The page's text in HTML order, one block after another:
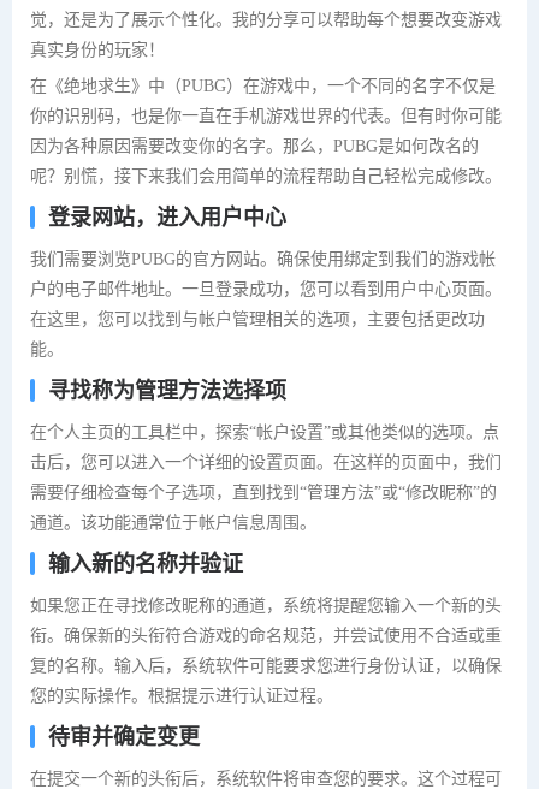
觉，还是为了展示个性化。我的分享可以帮助每个想要改变游戏
真实身份的玩家！
在《绝地求生》中（PUBG）在游戏中，一个不同的名字不仅是
你的识别码，也是你一直在手机游戏世界的代表。但有时你可能
因为各种原因需要改变你的名字。那么，PUBG是如何改名的
呢？别慌，接下来我们会用简单的流程帮助自己轻松完成修改。
登录网站，进入用户中心
我们需要浏览PUBG的官方网站。确保使用绑定到我们的游戏帐
户的电子邮件地址。一旦登录成功，您可以看到用户中心页面。
在这里，您可以找到与帐户管理相关的选项，主要包括更改功
能。
寻找称为管理方法选择项
在个人主页的工具栏中，探索“帐户设置”或其他类似的选项。点
击后，您可以进入一个详细的设置页面。在这样的页面中，我们
需要仔细检查每个子选项，直到找到“管理方法”或“修改昵称”的
通道。该功能通常位于帐户信息周围。
输入新的名称并验证
如果您正在寻找修改昵称的通道，系统将提醒您输入一个新的头
衔。确保新的头衔符合游戏的命名规范，并尝试使用不合适或重
复的名称。输入后，系统软件可能要求您进行身份认证，以确保
您的实际操作。根据提示进行认证过程。
待审并确定变更
在提交一个新的头衔后，系统软件将审查您的要求。这个过程可